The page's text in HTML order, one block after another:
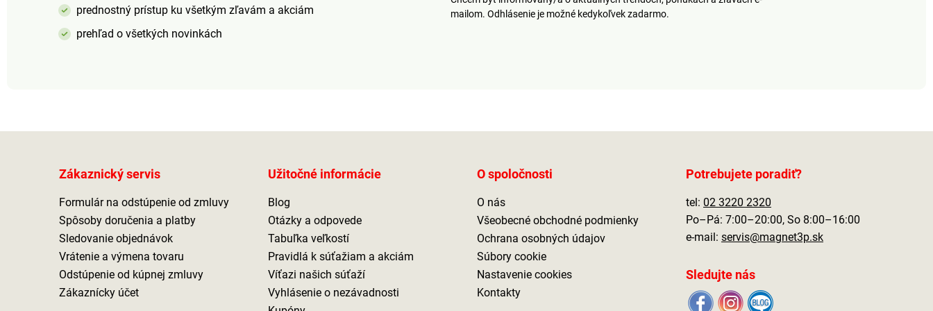
prednostný prístup ku všetkým zľavám a akciám
prehľad o všetkých novinkách
mailom. Odhlásenie je možné kedykoľvek zadarmo.
Zákaznický servis
Formulár na odstúpenie od zmluvy
Spôsoby doručenia a platby
Sledovanie objednávok
Vrátenie a výmena tovaru
Odstúpenie od kúpnej zmluvy
Zákaznícky účet
Užitočné informácie
Blog
Otázky a odpovede
Tabuľka veľkostí
Pravidlá k súťažiam a akciám
Víťazi našich súťaží
Vyhlásenie o nezávadnosti
O spoločnosti
O nás
Všeobecné obchodné podmienky
Ochrana osobných údajov
Súbory cookie
Nastavenie cookies
Kontakty
Potrebujete poradiť?
tel: 02 3220 2320
Po–Pá: 7:00–20:00, So 8:00–16:00
e-mail: servis@magnet3p.sk
Sledujte nás